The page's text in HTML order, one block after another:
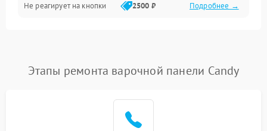
Не реагирует на кнопки 2500 ₽ Подробнее →
Этапы ремонта варочной панели Candy